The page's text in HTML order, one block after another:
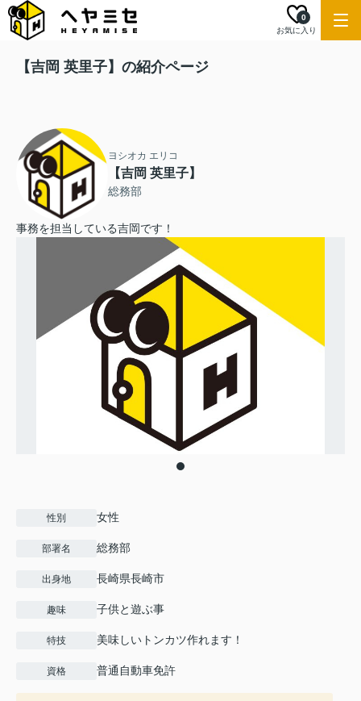
お気に入り
0
【吉岡 英里子】の紹介ページ
ヨシオカ エリコ
【吉岡 英里子】
総務部
事務を担当している吉岡です！
性別 女性
部署名 総務部
出身地 長崎県長崎市
趣味 子供と遊ぶ事
特技 美味しいトンカツ作れます！
資格 普通自動車免許